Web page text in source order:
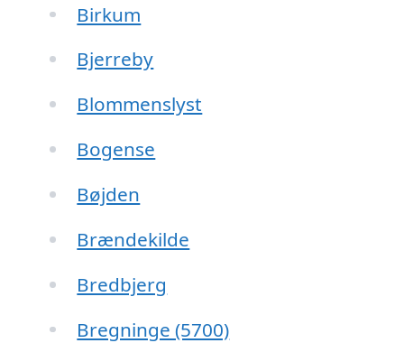
Birkum
Bjerreby
Blommenslyst
Bogense
Bøjden
Brændekilde
Bredbjerg
Bregninge (5700)